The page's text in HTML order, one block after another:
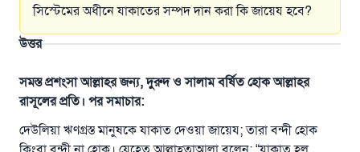
সিস্টেমের অধীনে যাকাতের সম্পদ দান করা কি জায়েয হবে?
উত্তর
সমস্ত প্রশংসা আল্লাহর জন্য, দুরুদ ও সালাম বর্ষিত হোক আল্লাহর
রাসূলের প্রতি। পর সমাচার:
দেউলিয়া ঋণগ্রস্ত মানুষকে যাকাত দেওয়া জায়েয; তারা বন্দী হোক